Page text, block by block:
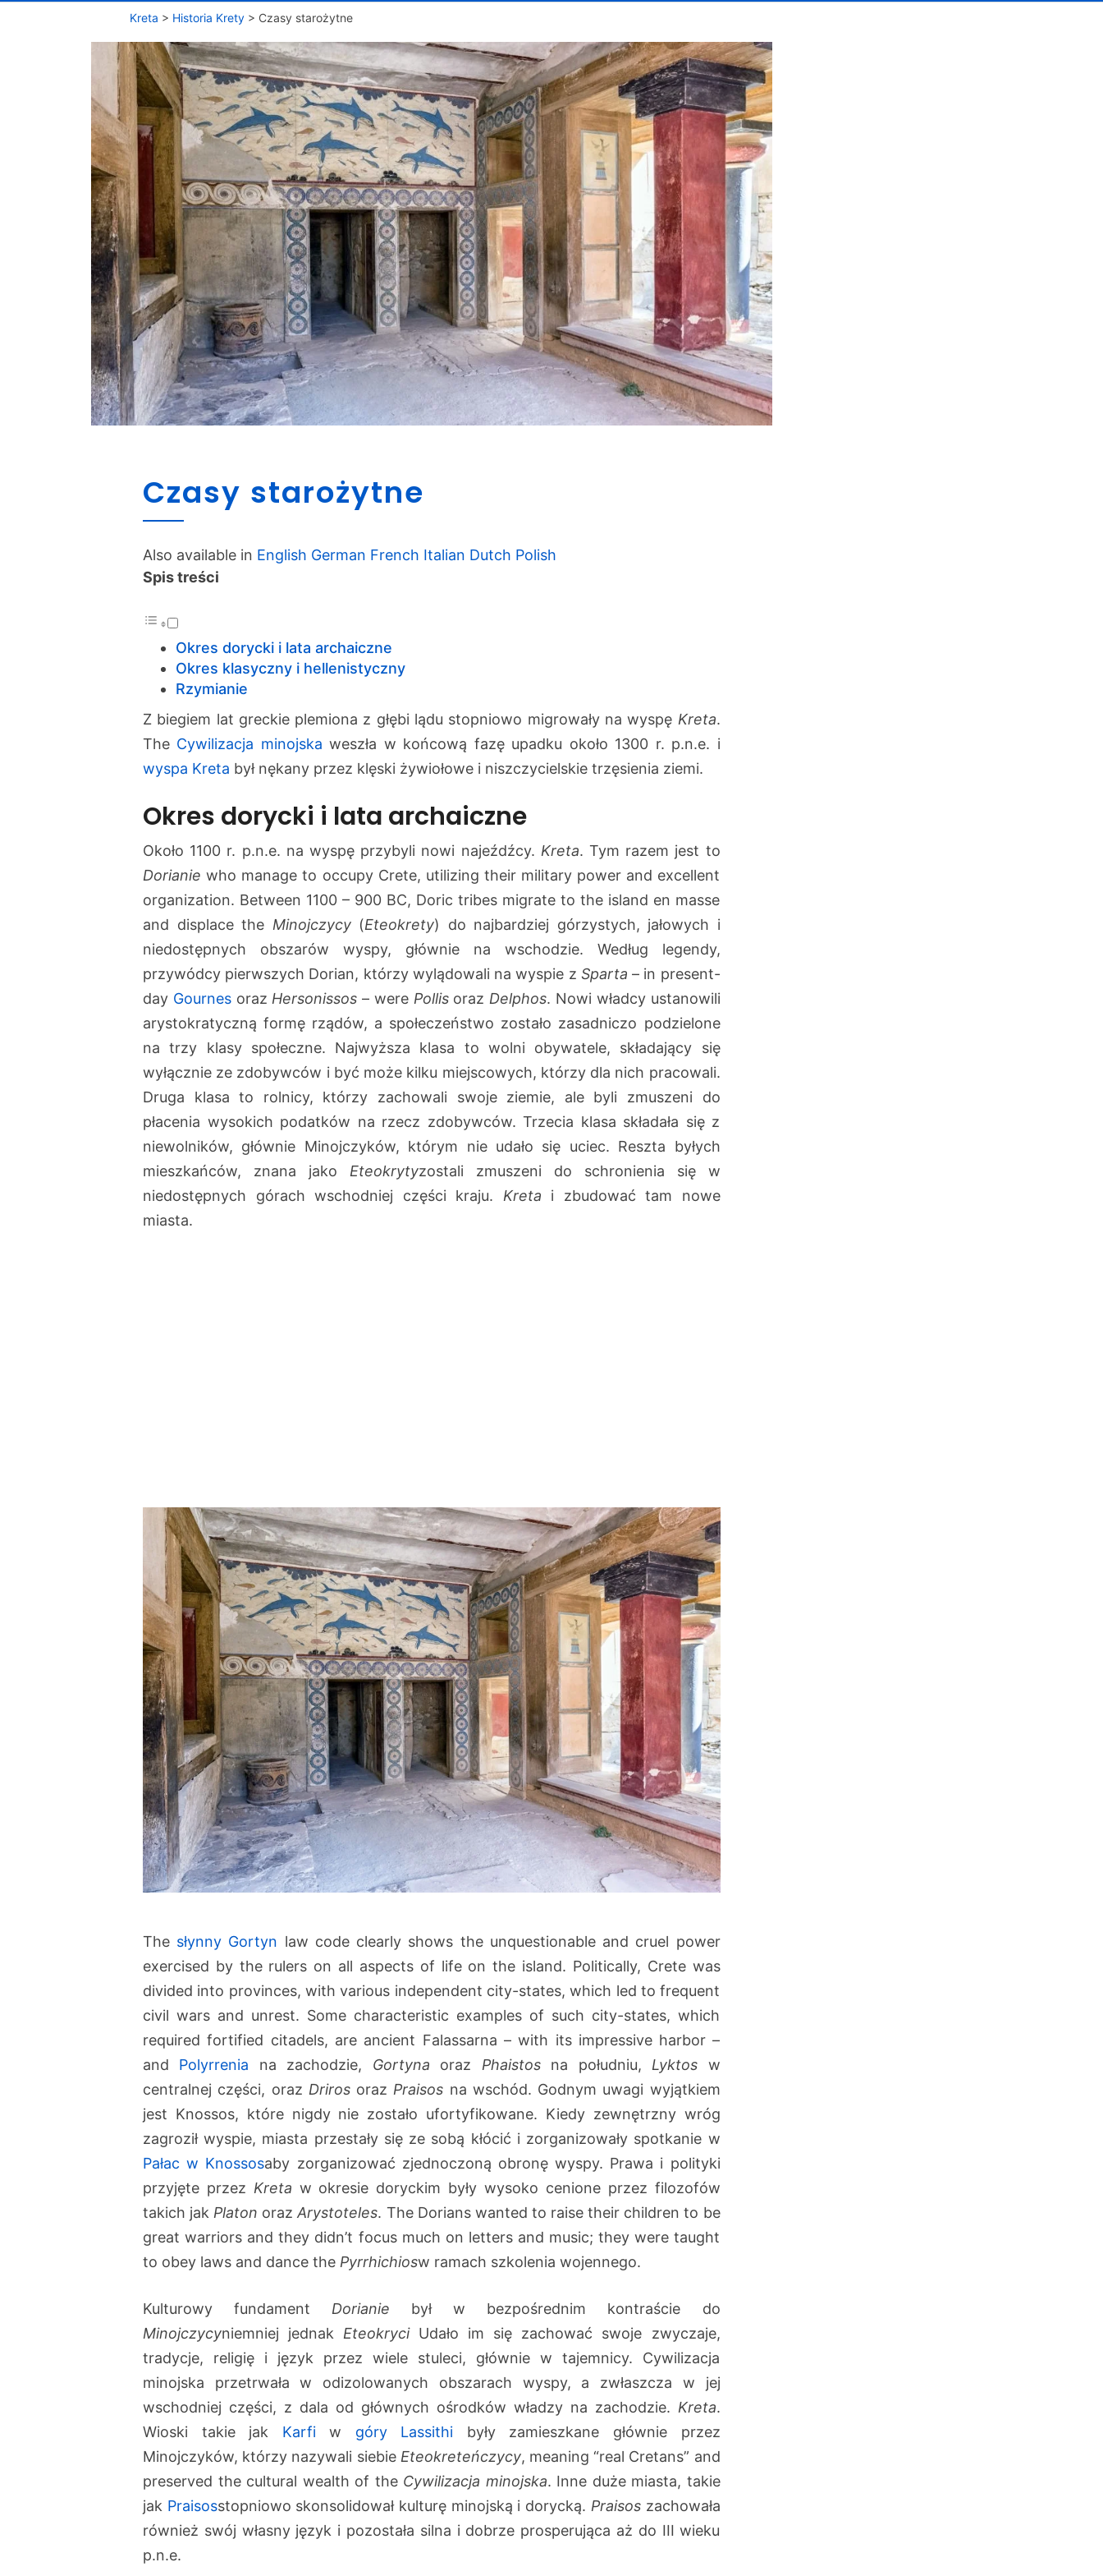
Kreta > Historia Krety > Czasy starożytne
y
t
n
Czasy starożytne
Also available in English German French Italian Dutch Polish
Spis treści
Okres dorycki i lata archaiczne
Okres klasyczny i hellenistyczny
Rzymianie
Z biegiem lat greckie plemiona z głębi lądu stopniowo migrowały na wyspę Kreta.
The Cywilizacja minojska weszła w końcową fazę upadku około 1300 r. p.n.e. i
wyspa Kreta był nękany przez klęski żywiołowe i niszczycielskie trzęsienia ziemi.
Okres dorycki i lata archaiczne
Około 1100 r. p.n.e. na wyspę przybyli nowi najeźdźcy. Kreta. Tym razem jest to
Dorianie who manage to occupy Crete, utilizing their military power and excellent
organization. Between 1100 – 900 BC, Doric tribes migrate to the island en masse
and displace the Minojczycy(Eteokrety) do najbardziej górzystych, jałowych i
niedostępnych obszarów wyspy, głównie na wschodzie. Według legendy,
przywódcy pierwszych Dorian, którzy wylądowali na wyspie z Sparta – in present-
day Gournesoraz Hersonissos – were Pollisoraz Delphos. Nowi władcy ustanowili
arystokratyczną formę rządów, a społeczeństwo zostało zasadniczo podzielone
na trzy klasy społeczne. Najwyższa klasa to wolni obywatele, składający się
wyłącznie ze zdobywców i być może kilku miejscowych, którzy dla nich pracowali.
Druga klasa to rolnicy, którzy zachowali swoje ziemie, ale byli zmuszeni do
płacenia wysokich podatków na rzecz zdobywców. Trzecia klasa składała się z
niewolników, głównie Minojczyków, którym nie udało się uciec. Reszta byłych
mieszkańców, znana jako Eteokrytyzostali zmuszeni do schronienia się w
niedostępnych górach wschodniej części kraju. Kreta i zbudować tam nowe
miasta.
The słynny Gortyn law code clearly shows the unquestionable and cruel power
exercised by the rulers on all aspects of life on the island. Politically, Crete was
divided into provinces, with various independent city-states, which led to frequent
civil wars and unrest. Some characteristic examples of such city-states, which
required fortified citadels, are ancient Falassarna – with its impressive harbor –
and Polyrrenia na zachodzie, Gortyna oraz Phaistosna południu, Lyktos w
centralnej części, oraz Drirosoraz Praisos na wschód. Godnym uwagi wyjątkiem
jest Knossos, które nigdy nie zostało ufortyfikowane. Kiedy zewnętrzny wróg
zagroził wyspie, miasta przestały się ze sobą kłócić i zorganizowały spotkanie w
Pałac w Knossosaby zorganizować zjednoczoną obronę wyspy. Prawa i polityki
przyjęte przez Kreta w okresie doryckim były wysoko cenione przez filozofów
takich jak Platon orazArystoteles. The Dorians wanted to raise their children to be
great warriors and they didn’t focus much on letters and music; they were taught
to obey laws and dance the Pyrrhichiosw ramach szkolenia wojennego.
Kulturowy fundament Dorianie był w bezpośrednim kontraście do
Minojczycyniemniej jednak EteokryciUdało im się zachować swoje zwyczaje,
tradycje, religię i język przez wiele stuleci, głównie w tajemnicy. Cywilizacja
minojska przetrwała w odizolowanych obszarach wyspy, a zwłaszcza w jej
wschodniej części, z dala od głównych ośrodków władzy na zachodzie. Kreta.
Wioski takie jak Karfiw góry Lassithi były zamieszkane głównie przez
Minojczyków, którzy nazywali siebie Eteokreteńczycy, meaning “real Cretans” and
preserved the cultural wealth of the Cywilizacja minojska. Inne duże miasta, takie
jak Praisosstopniowo skonsolidował kulturę minojską i dorycką. Praisoszachowała
również swój własny język i pozostała silna i dobrze prosperująca aż do III wieku
p.n.e.